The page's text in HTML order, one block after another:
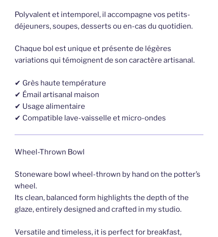
Polyvalent et intemporel, il accompagne vos petits-
déjeuners, soupes, desserts ou en-cas du quotidien.
Chaque bol est unique et présente de légères
variations qui témoignent de son caractère artisanal.
✔ Grès haute température
✔ Émail artisanal maison
✔ Usage alimentaire
✔ Compatible lave-vaisselle et micro-ondes
Wheel-Thrown Bowl
Stoneware bowl wheel-thrown by hand on the potter’s
wheel.
Its clean, balanced form highlights the depth of the
glaze, entirely designed and crafted in my studio.
Versatile and timeless, it is perfect for breakfast,